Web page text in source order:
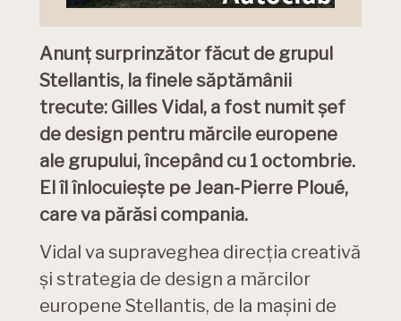
Anunț surprinzător făcut de grupul
Stellantis, la finele săptămânii
trecute: Gilles Vidal, a fost numit șef
de design pentru mărcile europene
ale grupului, începând cu 1 octombrie.
El îl înlocuiește pe Jean-Pierre Ploué,
care va părăsi compania.
Vidal va supraveghea direcția creativă
și strategia de design a mărcilor
europene Stellantis, de la mașini de